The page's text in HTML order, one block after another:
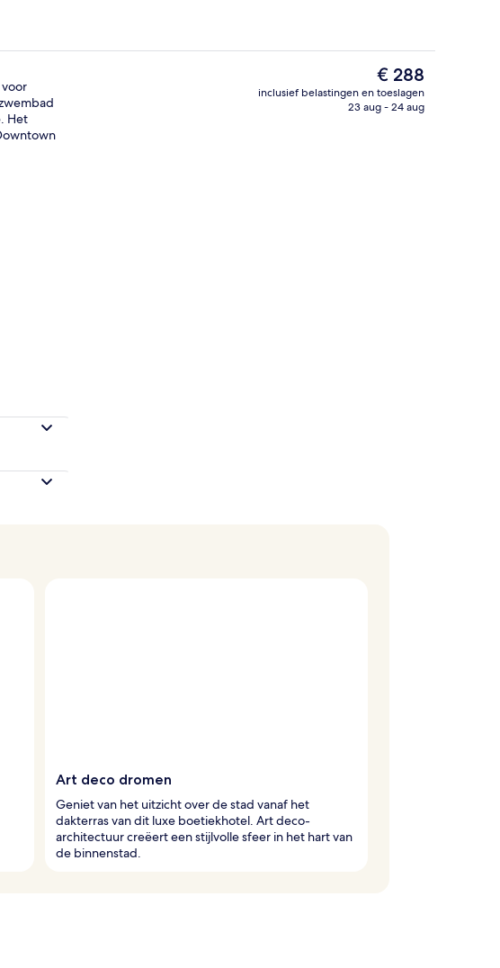
Ze serveren er ontbijt, lunch en diner
Het
De
huidige
prijs
€ 288
inclusief belastingen en toeslagen
23 aug - 24 aug
Art deco dromen
Geniet van het uitzicht over de stad vanaf het
dakterras van dit luxe boetiekhotel. Art deco-
architectuur creëert een stijlvolle sfeer in het hart van
de binnenstad.